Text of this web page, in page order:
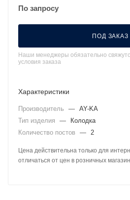
По запросу
ПОД ЗАКАЗ
Наши менеджеры обязательно
условия заказа
Характеристики
Производитель — AY-KA
Тип изделия
—
Колодка
Количество постов
— 2
Цена действительна только для
отличаться от цен в розничных